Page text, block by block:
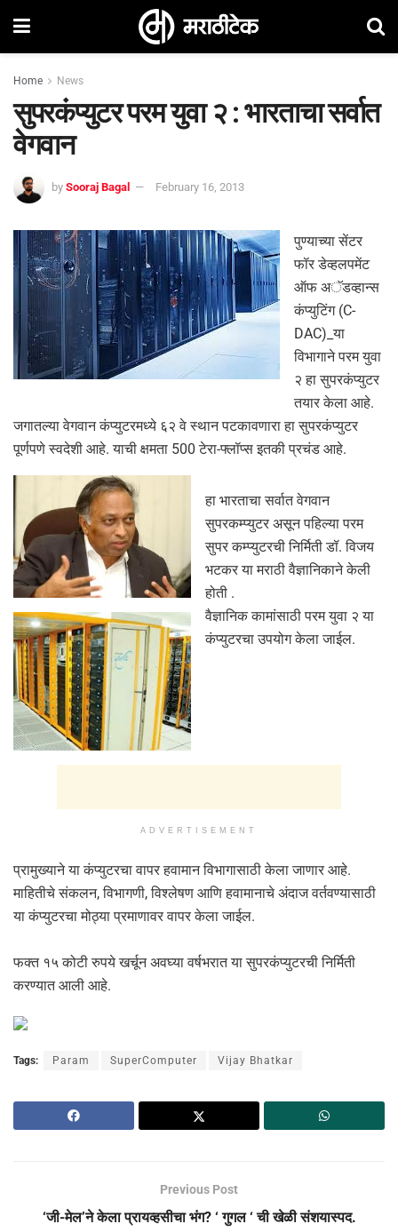
Home News
सुपरकंप्युटर परम युवा २ : भारताचा सर्वात
वेगवान
by Sooraj Bagal February 16, 2013
पुण्याच्या सेंटर
फॉर डेव्हलपमेंट
ऑफ अॅडव्हान्स
कंप्युटिंग (C-
DAC)_या
विभागाने परम युवा
२ हा सुपरकंप्युटर
तयार केला आहे.
जगातल्या वेगवान कंप्युटरमध्ये ६२ वे स्थान पटकावणारा हा सुपरकंप्युटर
पूर्णपणे स्वदेशी आहे. याची क्षमता 500 टेरा-फ्लॉप्स इतकी प्रचंड आहे.
हा भारताचा सर्वात वेगवान
सुपरकम्प्युटर असून पहिल्या परम
सुपर कम्प्युटरची निर्मिती डॉ. विजय
भटकर या मराठी वैज्ञानिकाने केली
होती .
वैज्ञानिक कामांसाठी परम युवा २ या
कंप्युटरचा उपयोग केला जाईल.
ADVERTISEMENT
प्रामुख्याने या कंप्युटरचा वापर हवामान विभागासाठी केला जाणार आहे.
माहितीचे संकलन, विभागणी, विश्लेषण आणि हवामानाचे अंदाज वर्तवण्यासाठी
या कंप्युटरचा मोठ्या प्रमाणावर वापर केला जाईल.
फक्त १५ कोटी रुपये खर्चून अवघ्या वर्षभरात या सुपरकंप्युटरची निर्मिती
करण्यात आली आहे.
Tags: Param SuperComputer Vijay Bhatkar
Previous Post
‘जी-मेल’ने केला प्रायव्हसीचा भंग? ‘ गुगल ‘ ची खेळी संशयास्पद.